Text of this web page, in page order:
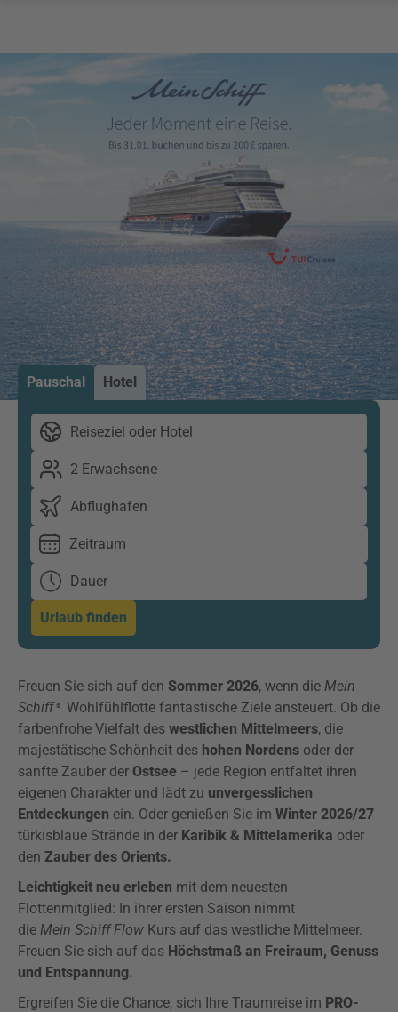
Pauschal Hotel
Reiseziel oder Hotel
2 Erwachsene
Abflughafen
Zeitraum
Dauer
Urlaub finden
Freuen Sie sich auf den Sommer 2026, wenn die Mein
Schiff® Wohlfühlflotte fantastische Ziele ansteuert. Ob die
farbenfrohe Vielfalt des westlichen Mittelmeers, die
majestätische Schönheit des hohen Nordens oder der
sanfte Zauber der Ostsee – jede Region entfaltet ihren
eigenen Charakter und lädt zu unvergesslichen
Entdeckungen ein. Oder genießen Sie im Winter 2026/27
türkisblaue Strände in der Karibik & Mittelamerika oder
den Zauber des Orients.
Leichtigkeit neu erleben mit dem neuesten
Flottenmitglied: In ihrer ersten Saison nimmt
die Mein Schiff Flow Kurs auf das westliche Mittelmeer.
Freuen Sie sich auf das Höchstmaß an Freiraum, Genuss
und Entspannung.
Ergreifen Sie die Chance, sich Ihre Traumreise im PRO-